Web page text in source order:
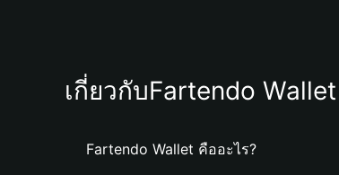
เกี่ยวกับFartendo Wallet
Fartendo Wallet คืออะไร?